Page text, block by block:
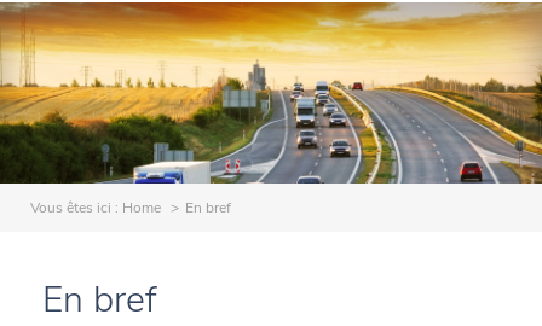
Vous êtes ici : Home En bref
En bref